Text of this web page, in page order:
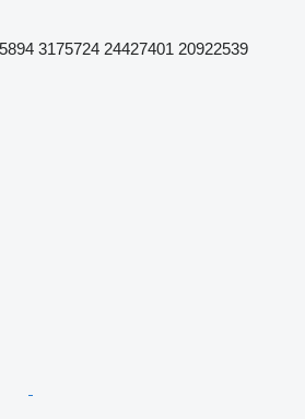
3175724 24427401 20922539